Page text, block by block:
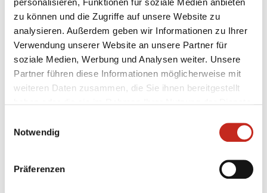
zu können und die Zugriffe auf unsere Website zu
analysieren. Außerdem geben wir Informationen zu Ihrer
Verwendung unserer Website an unsere Partner für
soziale Medien, Werbung und Analysen weiter. Unsere
Partner führen diese Informationen möglicherweise mit
weiteren Daten zusammen, die Sie ihnen bereitgestellt
Notwendig
Präferenzen
Nicht barrierefreie Inhalte
Trotz aller Bemühungen können auf
www.fuechse.berlin/handballschule derzeit folgende
Barrieren bestehen:
Einzelne Abbildungen verfügen noch nicht
daran, diese nach und nach zu ergänzen.
Einige PDF-Dateien sind noch
sukzessive barrierefrei zu gestalten oder